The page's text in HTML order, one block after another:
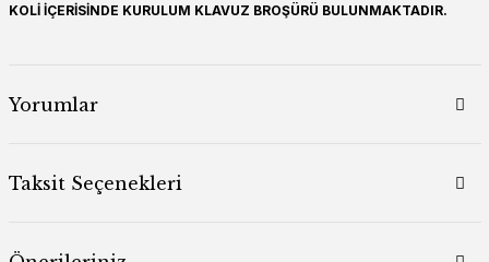
KOLİ İÇERİSİNDE KURULUM KLAVUZ BROŞÜRÜ BULUNMAKTADIR.
Yorumlar
Taksit Seçenekleri